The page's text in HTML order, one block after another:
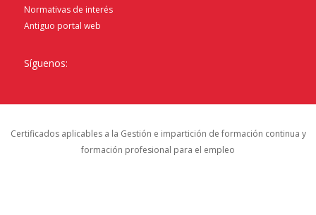
Normativas de interés
Antiguo portal web
Síguenos:
Certificados aplicables a la Gestión e impartición de formación continua y
formación profesional para el empleo